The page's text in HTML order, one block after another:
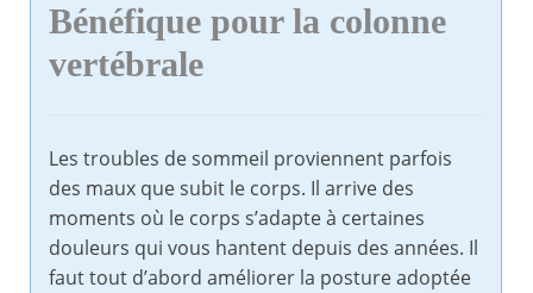
Bénéfique pour la colonne
vertébrale
Les troubles de sommeil proviennent parfois
des maux que subit le corps. Il arrive des
moments où le corps s’adapte à certaines
douleurs qui vous hantent depuis des années. Il
faut tout d’abord améliorer la posture adoptée